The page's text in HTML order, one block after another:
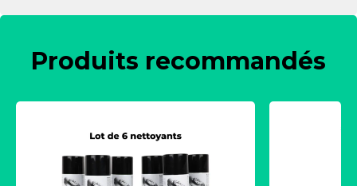
Produits recommandés